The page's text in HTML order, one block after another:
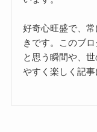
好奇心旺盛で、
きです。このブ
と思う瞬間や、
やすく楽しく記事